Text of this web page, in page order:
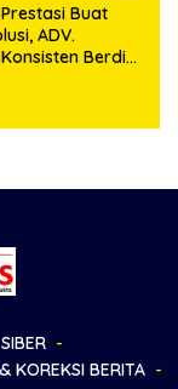
Buat
ADV.
Berdiri
KOREKSI BERITA